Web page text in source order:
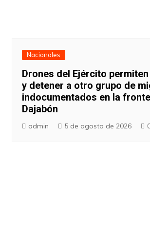
Nacionales
Drones del Ejército
y detener a otro grupo de
indocumentados en la
Dajabón
admin 5 de agosto de 2026